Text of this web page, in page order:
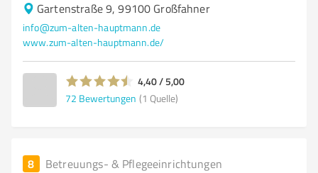
Gartenstraße 9, 99100 Großfahner
info@zum-alten-hauptmann.de
www.zum-alten-hauptmann.de/
4,40 / 5,00
72 Bewertungen (1 Quelle)
8 Betreuungs- & Pflegeeinrichtungen